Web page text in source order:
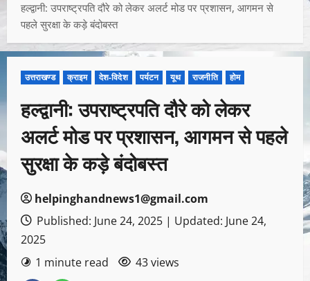
हल्द्वानी: उपराष्ट्रपति दौरे को लेकर अलर्ट मोड पर प्रशासन, आगमन से
पहले सुरक्षा के कड़े बंदोबस्त
उत्तराखण्ड क्राइम देश-विदेश पर्यटन यूथ राजनीति होम
हल्द्वानी: उपराष्ट्रपति दौरे को लेकर
अलर्ट मोड पर प्रशासन, आगमन से पहले
सुरक्षा के कड़े बंदोबस्त
helpinghandnews1@gmail.com
Published: June 24, 2025 | Updated: June 24,
2025
1 minute read
43 views